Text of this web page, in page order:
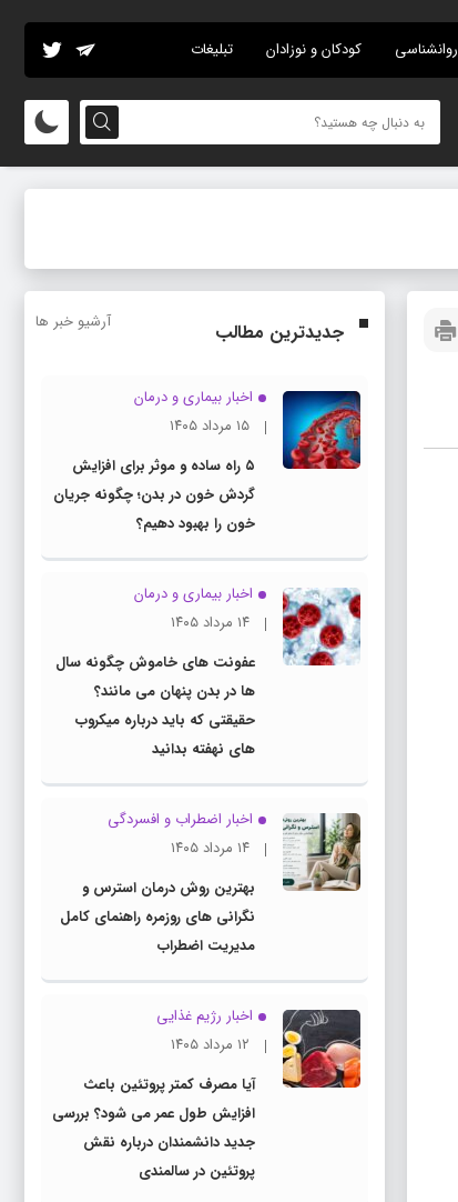
روانشناسی کودکان و نوزادان تبلیغات
جدیدترین مطالب آرشیو خبر ها
اخبار بیماری و درمان
۱۵ مرداد ۱۴۰۵
۵ راه ساده و موثر برای افزایش
گردش خون در بدن؛ چگونه جریان
خون را بهبود دهیم؟
اخبار بیماری و درمان
۱۴ مرداد ۱۴۰۵
عفونت های خاموش چگونه سال
ها در بدن پنهان می مانند؟
حقیقتی که باید درباره میکروب
های نهفته بدانید
اخبار اضطراب و افسردگی
۱۴ مرداد ۱۴۰۵
بهترین روش درمان استرس و
نگرانی های روزمره راهنمای کامل
مدیریت اضطراب
اخبار رژیم غذایی
۱۲ مرداد ۱۴۰۵
آیا مصرف کمتر پروتئین باعث
افزایش طول عمر می شود؟ بررسی
جدید دانشمندان درباره نقش
پروتئین در سالمندی